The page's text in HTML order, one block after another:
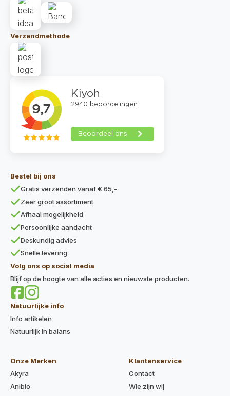
Verzendmethode
Bestel bij ons
Gratis verzenden vanaf € 65,-
Zeer groot assortiment
Afhaal mogelijkheid
Persoonlijke aandacht
Deskundig advies
Snelle levering
Volg ons op social media
Blijf op de hoogte van alle acties en nieuwste producten.
Natuurlijke info
Info artikelen
Natuurlijk in balans
Onze Merken
Akyra
Anibio
Klantenservice
Contact
Wie zijn wij